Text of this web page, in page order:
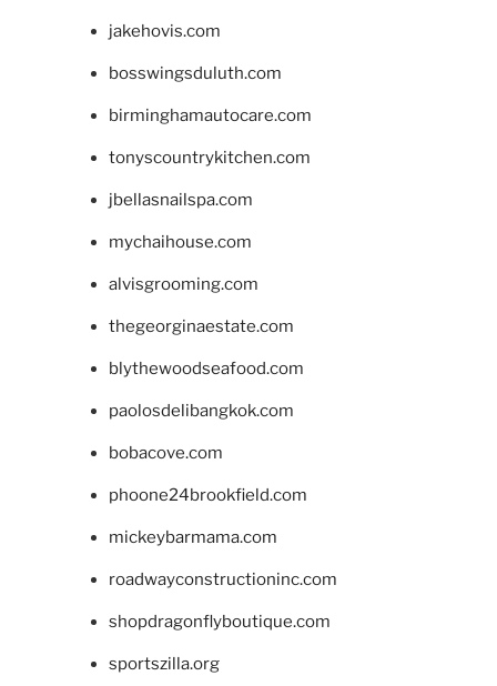
jakehovis.com
bosswingsduluth.com
birminghamautocare.com
tonyscountrykitchen.com
jbellasnailspa.com
mychaihouse.com
alvisgrooming.com
thegeorginaestate.com
blythewoodseafood.com
paolosdelibangkok.com
bobacove.com
phoone24brookfield.com
mickeybarmama.com
roadwayconstructioninc.com
shopdragonflyboutique.com
sportszilla.org